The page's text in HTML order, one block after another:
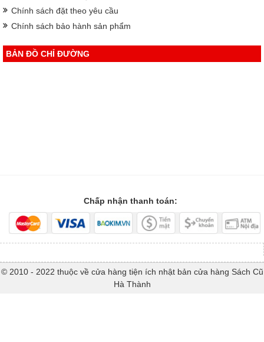
Chính sách đặt theo yêu cầu
Chính sách bảo hành sản phẩm
BẢN ĐỒ CHỈ ĐƯỜNG
Chấp nhận thanh toán:
© 2010 - 2022 thuộc về cửa hàng tiện ích nhật bản cửa hàng Sách Cũ
Hà Thành